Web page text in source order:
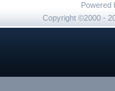
Powered
Copyright ©2000 -